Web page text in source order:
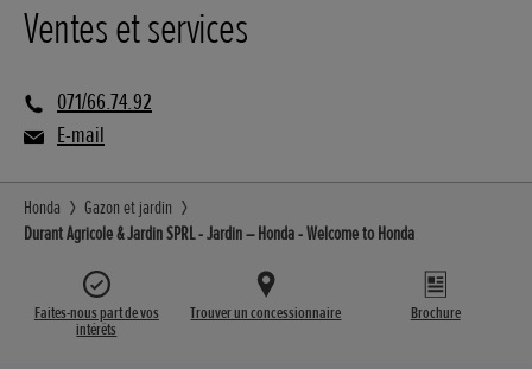
Ventes et services
071/66.74.92
E-mail
Honda
Gazon et jardin
Durant Agricole & Jardin SPRL - Jardin – Honda - Welcome to Honda
Faites-nous part de vos
intérêts
Trouver un concessionnaire Brochure